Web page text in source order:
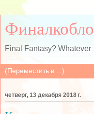
Final Fantasy? Whatever
четверг, 13 декабря 2018 г.